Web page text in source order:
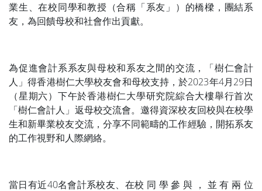
業生、在校同學和教授（合稱「系友」）的橋樑，團結系
友，為回饋母校和社會作出貢獻。
為促進會計系系友與母校和系友之間的交流，「樹仁會計
人」得香港樹仁大學校友會和母校支持，於2023年4月29日
（星期六）下午於香港樹仁大學研究院綜合大樓舉行首次
「樹仁會計人」返母校交流會。邀得資深校友回校與在校學
生和新畢業校友交流，分享不同範疇的工作經驗，開拓系友
的工作視野和人際網絡。
當日有近40名會計系校友、在校 同 學 參 與 ， 並 有 兩 位